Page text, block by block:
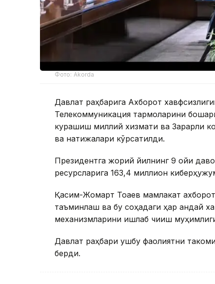
Фото: Akorda
Давлат раҳбарига Ахборот
Телекоммуникация тармоқларини
курашиш миллий хизмати ва Зарарли
ва натижалари кўрсатилди.
Президентга жорий йилнинг 9 ойи
ресурсларига 163,4 миллион
Қасим-Жомарт Тоқаев мамлакат
таъминлаш ва бу соҳадаги ҳар қандай
механизмларини ишлаб чиқиш
Давлат раҳбари ушбу фаолиятни
берди.